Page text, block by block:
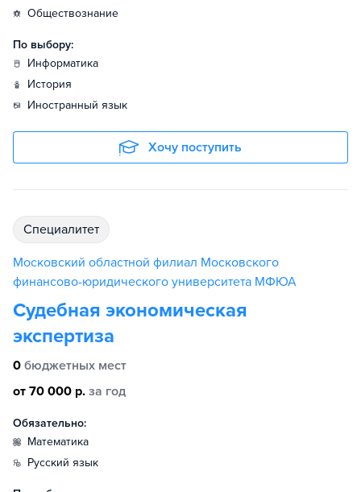
обществознание
По выбору:
информатика
история
иностранный язык
Хочу поступить
специалитет
Московский областной филиал Московского
финансово-юридического университета МФЮА
Судебная экономическая
экспертиза
0 бюджетных мест
от 70 000 р. за год
Обязательно:
математика
русский язык